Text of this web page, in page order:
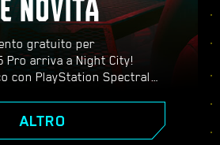
NOVITÀ
gratuito per
Pro arriva a Night City!
con PlayStation Spectral
altro ancora. Scegli tra tre
ALTRO